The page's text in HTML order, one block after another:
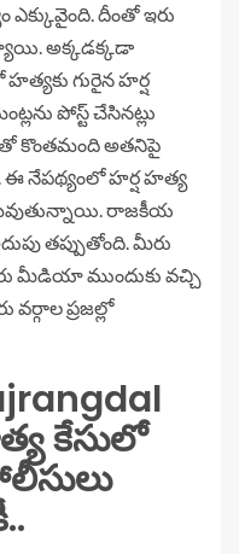
దీంతో ఇరు
అక్కడక్కడా
గురైన హర్ష
పోస్ట్ చేసినట్లు
కొంతమంది అతనిపై
ఈ నేపథ్యంలో హర్ష హత్య
రాజకీయ
తప్పుతోంది. మీరు
మీడియా ముందుకు వచ్చి
వర్గాల ప్రజల్లో
కేసులో